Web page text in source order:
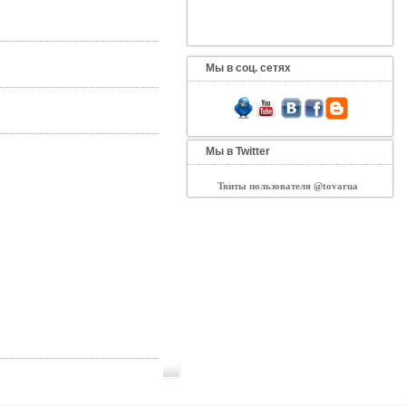
Мы в соц. сетях
Мы в Twitter
Твиты пользователя @tovarua